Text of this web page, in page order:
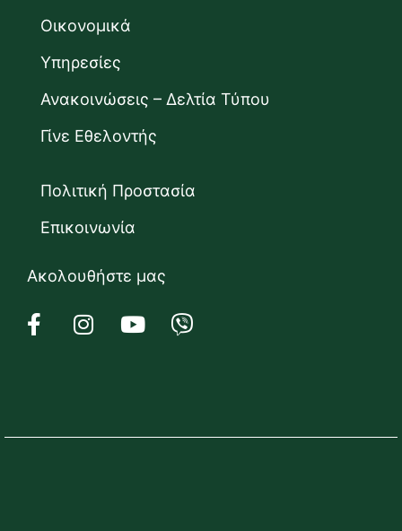
Οικονομικά
Υπηρεσίες
Ανακοινώσεις – Δελτία Τύπου
Γίνε Εθελοντής
Πολιτική Προστασία
Επικοινωνία
Ακολουθήστε μας